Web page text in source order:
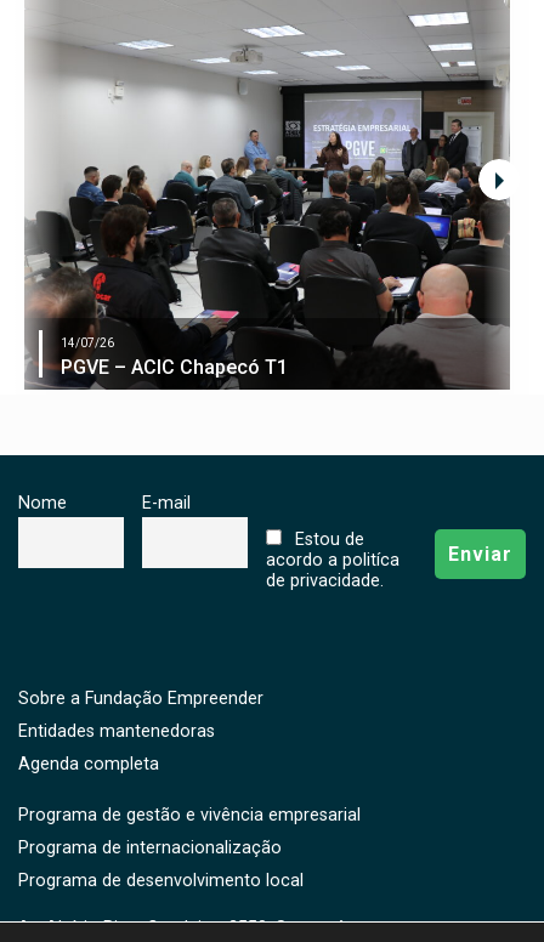
14/07/26
PGVE – ACIC Chapecó T1
Nome
E-mail
Estou de
acordo a politíca
de privacidade.
Sobre a Fundação Empreender
Entidades mantenedoras
Agenda completa
Programa de gestão e vivência empresarial
Programa de internacionalização
Programa de desenvolvimento local
Av. Aluísio Pires Condeixa, 2550, Saguaçú,